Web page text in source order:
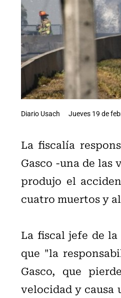
Diario Usach Jueves 19 de
La fiscalía
Gasco -una de
produjo el
cuatro muertos y
La fiscal jefe de
que "la
Gasco, que
velocidad y causa